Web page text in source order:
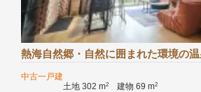
熱海自然郷・自然に囲まれた環境の
中古一戸建
土地 302 m2 建物 69 m2